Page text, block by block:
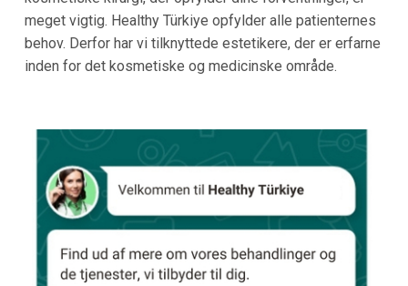
meget vigtig. Healthy Türkiye opfylder alle patienternes
behov. Derfor har vi tilknyttede estetikere, der er erfarne
inden for det kosmetiske og medicinske område.